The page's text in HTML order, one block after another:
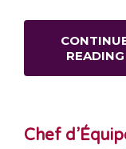
READING
Chef